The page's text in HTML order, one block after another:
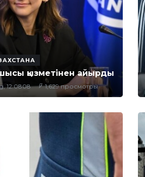
қызметінен айырды
12:0808 1,629 просмотры